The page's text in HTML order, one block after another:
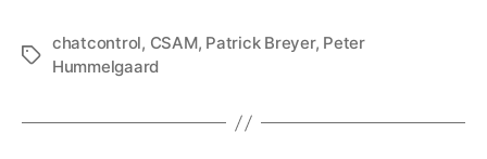
Tag
chatcontrol, CSAM, Patrick Breyer, Peter
Hummelgaard